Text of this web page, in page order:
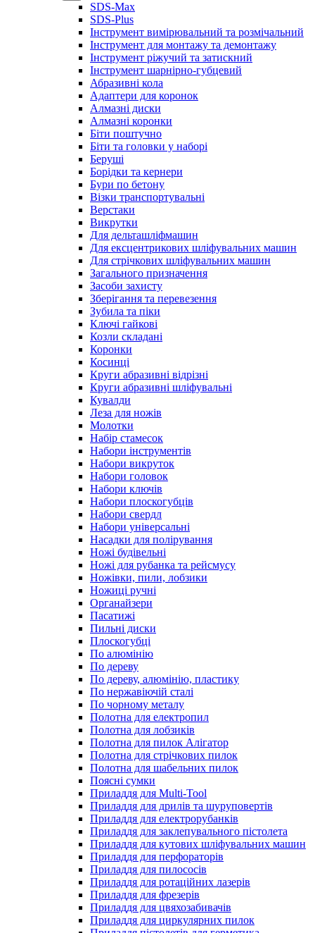
SDS-Max
SDS-Plus
Інструмент вимірювальний та розмічальний
Інструмент для монтажу та демонтажу
Інструмент ріжучий та затискний
Інструмент шарнірно-губцевий
Абразивні кола
Адаптери для коронок
Алмазні диски
Алмазні коронки
Біти поштучно
Біти та головки у наборі
Беруші
Борідки та кернери
Бури по бетону
Візки транспортувальні
Верстаки
Викрутки
Для дельташліфмашин
Для ексцентрикових шліфувальних машин
Для стрічкових шліфувальних машин
Загального призначення
Засоби захисту
Зберігання та перевезення
Зубила та піки
Ключі гайкові
Козли складані
Коронки
Косинці
Круги абразивні відрізні
Круги абразивні шліфувальні
Кувалди
Леза для ножів
Молотки
Набір стамесок
Набори інструментів
Набори викруток
Набори головок
Набори ключів
Набори плоскогубців
Набори свердл
Набори універсальні
Насадки для полірування
Ножі будівельні
Ножі для рубанка та рейсмусу
Ножівки, пили, лобзики
Ножиці ручні
Органайзери
Пасатижі
Пильні диски
Плоскогубці
По алюмінію
По дереву
По дереву, алюмінію, пластику
По нержавіючій сталі
По чорному металу
Полотна для електропил
Полотна для лобзиків
Полотна для пилок Алігатор
Полотна для стрічкових пилок
Полотна для шабельних пилок
Поясні сумки
Приладдя для Multi-Tool
Приладдя для дрилів та шуруповертів
Приладдя для електрорубанків
Приладдя для заклепувального пістолета
Приладдя для кутових шліфувальних машин
Приладдя для перфораторів
Приладдя для пилососів
Приладдя для ротаційних лазерів
Приладдя для фрезерів
Приладдя для цвяхозабивачів
Приладдя для циркулярних пилок